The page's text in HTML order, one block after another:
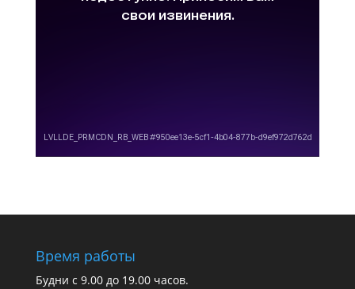
Время работы
Будни с 9.00 до 19.00 часов.